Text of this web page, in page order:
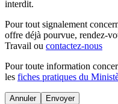
interdit.
Pour tout signalement
offre déjà pourvue, rendez-
Travail ou contactez-nous
Pour toute information
les fiches pratiques du
Annuler